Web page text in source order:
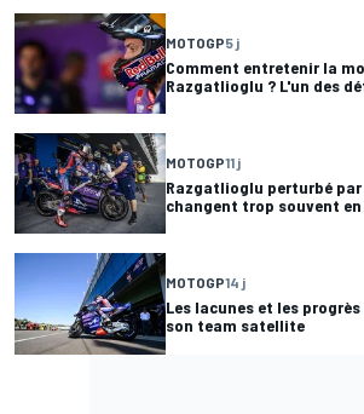
MOTOGP5 j
Comment entretenir la
Razgatlioglu ? L'un des
MOTOGP11 j
Razgatlioglu perturbé par
changent trop souvent en
MOTOGP14 j
Les lacunes et les
son team satellite